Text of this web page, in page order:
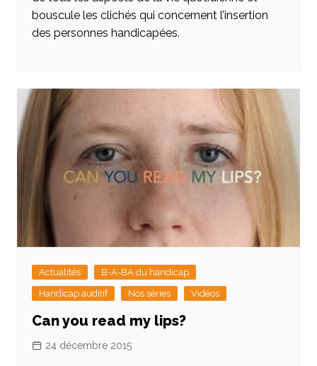
bouscule les clichés qui concernent l’insertion
des personnes handicapées.
Actualités
B-A-BA du handicap
Handicap auditif
Nos séries Vidéos
Can you read my lips?
24 décembre 2015